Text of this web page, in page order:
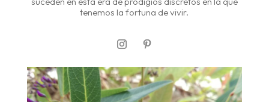
tenemos la fortuna de vivir.